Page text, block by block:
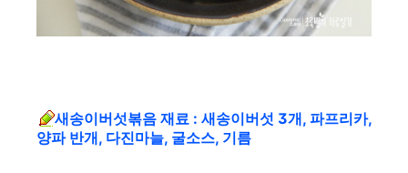
새송이버섯볶음 재료 : 새송이버섯 3개, 파프리카,
양파 반개, 다진마늘, 굴소스, 기름